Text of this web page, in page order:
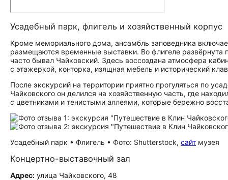
Усадебный парк, флигель и хозяйственный корпус
Кроме мемориального дома, ансамбль заповедника
размещаются временные выставки. Во флигеле развёрнута
часто бывал Чайковский. Здесь воссоздана атмосфера
с этажеркой, конторка, изящная мебель и исторический
После экскурсий на территории приятно прогуляться по
Чайковского он делился на хозяйственную часть, где
с цветниками и тенистыми аллеями, которые бережно
Усадебный парк • Флигель • Фото: Shutterstock, сайт музея
Концертно-выставочный зал
Адрес: улица Чайковского, 48